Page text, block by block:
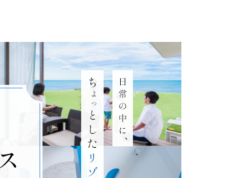
2026/03/30
50年続く工務店が大切にしている「地域密着3つの約
2026/03/26
50周年式典のビンゴ大会で嬉しい当選！！